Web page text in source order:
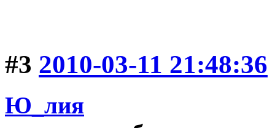
#3 2010-03-11 21:48:36
Ю_лия